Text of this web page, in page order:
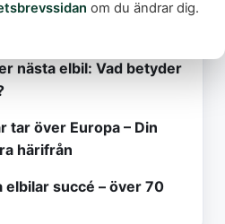
alla i debatten om
nästa elbil: Vad betyder
tar över Europa – Din
härifrån
elbilar succé – över 70
om du ändrar dig.